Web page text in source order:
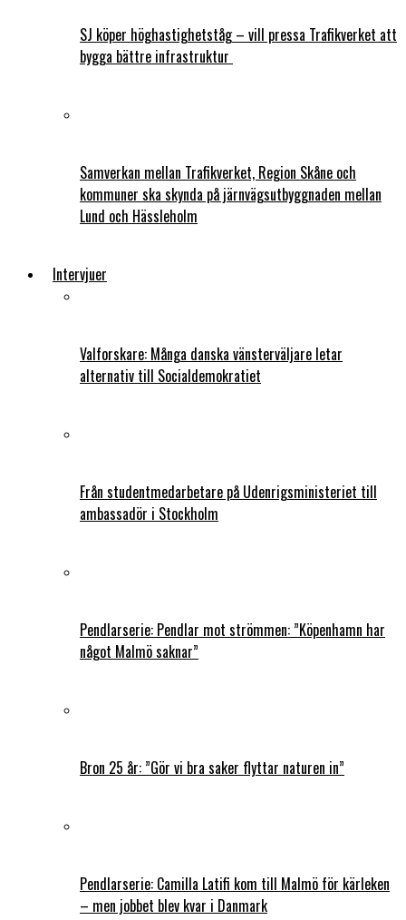
SJ köper höghastighetståg – vill pressa Trafikverket att
bygga bättre infrastruktur
Samverkan mellan Trafikverket, Region Skåne och
kommuner ska skynda på järnvägsutbyggnaden mellan
Lund och Hässleholm
Intervjuer
Valforskare: Många danska vänsterväljare letar
alternativ till Socialdemokratiet
Från studentmedarbetare på Udenrigsministeriet till
ambassadör i Stockholm
Pendlarserie: Pendlar mot strömmen: ”Köpenhamn har
något Malmö saknar”
Bron 25 år: ”Gör vi bra saker flyttar naturen in”
Pendlarserie: Camilla Latifi kom till Malmö för kärleken
– men jobbet blev kvar i Danmark